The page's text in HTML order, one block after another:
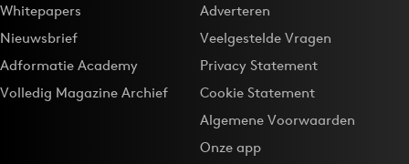
Whitepapers
Nieuwsbrief
Adformatie Academy
Volledig Magazine Archief
Adverteren
Veelgestelde Vragen
Privacy Statement
Cookie Statement
Algemene Voorwaarden
Onze app